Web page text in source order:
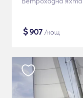
$907 /нощ